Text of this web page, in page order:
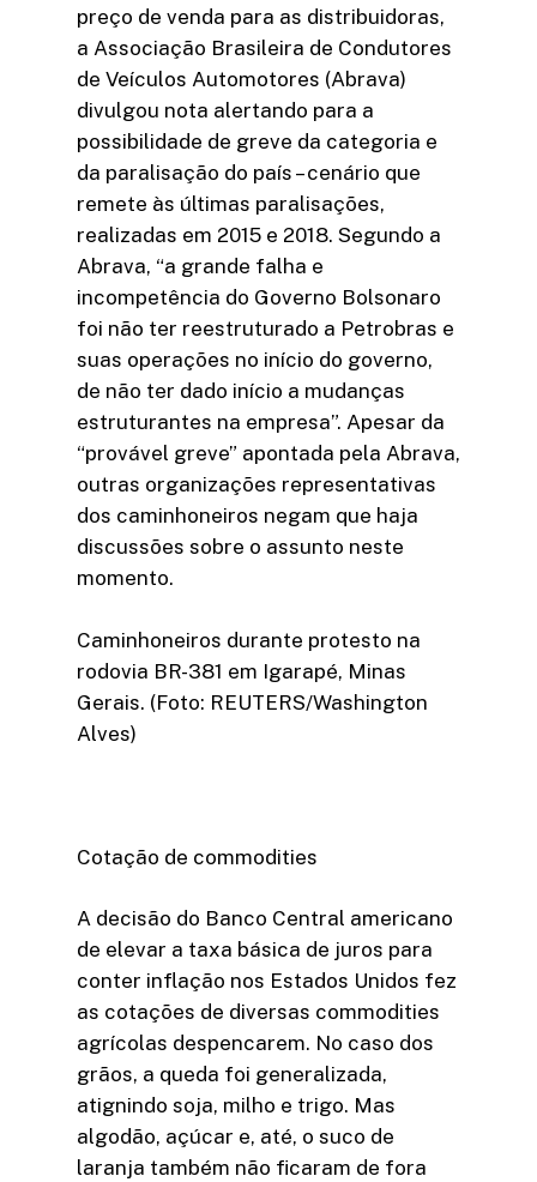
preço de venda para as distribuidoras,
a Associação Brasileira de Condutores
de Veículos Automotores (Abrava)
divulgou nota alertando para a
possibilidade de greve da categoria e
da paralisação do país – cenário que
remete às últimas paralisações,
realizadas em 2015 e 2018. Segundo a
Abrava, “a grande falha e
incompetência do Governo Bolsonaro
foi não ter reestruturado a Petrobras e
suas operações no início do governo,
de não ter dado início a mudanças
estruturantes na empresa”. Apesar da
“provável greve” apontada pela Abrava,
outras organizações representativas
dos caminhoneiros negam que haja
discussões sobre o assunto neste
momento.
Caminhoneiros durante protesto na
rodovia BR-381 em Igarapé, Minas
Gerais. (Foto: REUTERS/Washington
Alves)
Cotação de commodities
A decisão do Banco Central americano
de elevar a taxa básica de juros para
conter inflação nos Estados Unidos fez
as cotações de diversas commodities
agrícolas despencarem. No caso dos
grãos, a queda foi generalizada,
atignindo soja, milho e trigo. Mas
algodão, açúcar e, até, o suco de
laranja também não ficaram de fora